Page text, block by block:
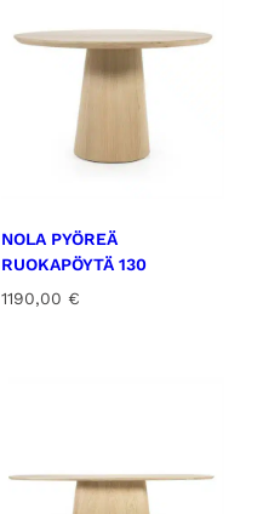
NOLA PYÖREÄ
RUOKAPÖYTÄ 130
1190,00 €